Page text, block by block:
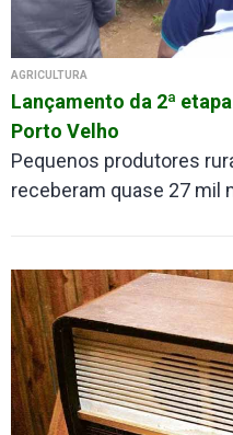
AGRICULTURA
Lançamento da 2ª
Porto Velho
Pequenos produtores
receberam quase 27 mil